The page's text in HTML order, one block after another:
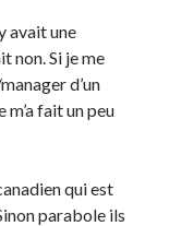
avait une
non. Si je me
d’un
m’a fait un peu
qui est
parabole ils